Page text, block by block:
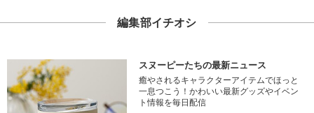
編集部イチオシ
スヌーピーたちの最新ニュース
癒やされるキャラクターアイテムでほっと
一息つこう！かわいい最新グッズやイベン
ト情報を毎日配信